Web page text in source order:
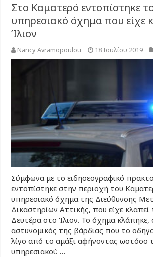
Στο Καματερό εντοπίστηκε
υπηρεσιακό όχημα που είχε
Ίλιον
Nancy Avramopoulou 18 Ιουλίου 2019
Σύμφωνα με το ειδησεογραφικό
εντοπίστηκε στην περιοχή του
υπηρεσιακό όχημα της Διεύθυνσης
Δικαστηρίων Αττικής, που είχε
Δευτέρα στο Ίλιον. Το όχημα κλάπηκε,
αστυνομικός της βάρδιας που το
λίγο από το αμάξι αφήνοντας ωστόσο
υπηρεσιακού …